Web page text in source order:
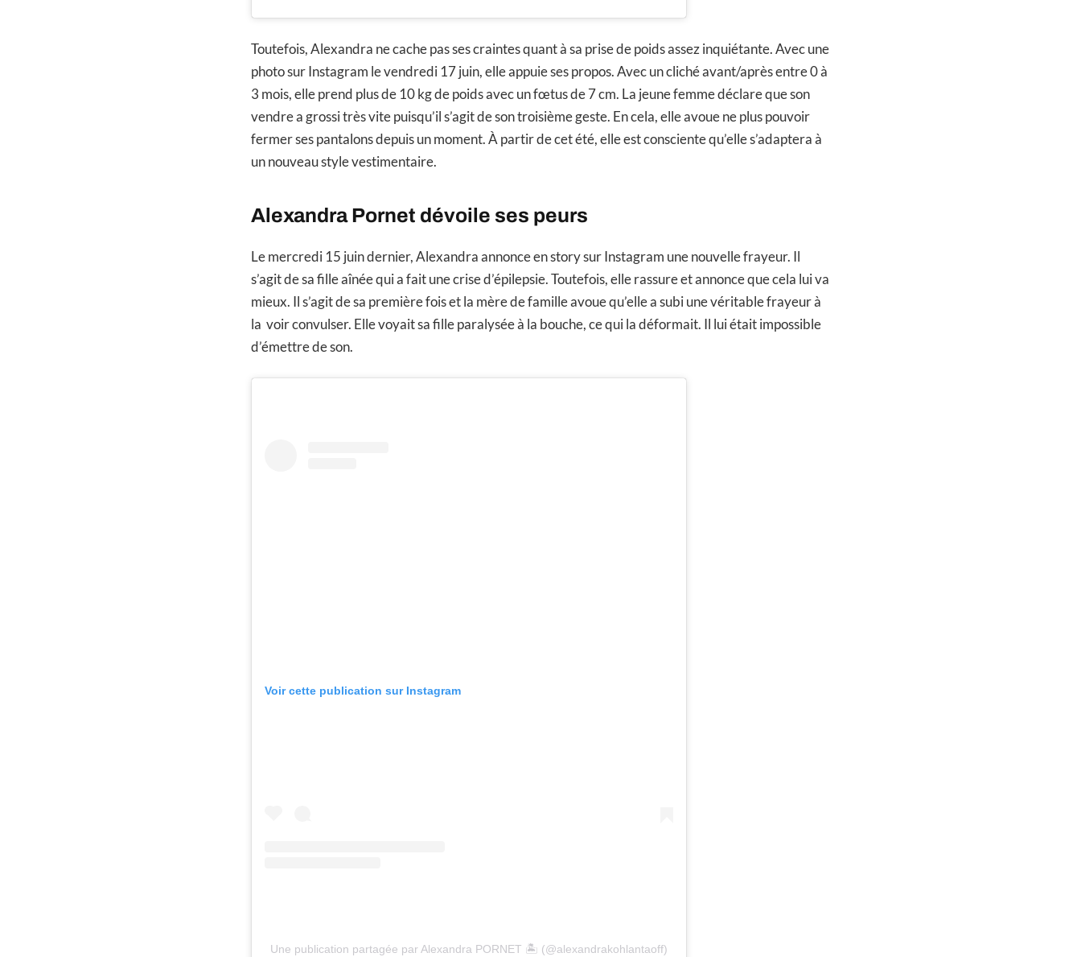
Toutefois, Alexandra ne cache pas ses craintes quant à sa prise de poids assez inquiétante. Avec une
photo sur Instagram le vendredi 17 juin, elle appuie ses propos. Avec un cliché avant/après entre 0 à
3 mois, elle prend plus de 10 kg de poids avec un fœtus de 7 cm. La jeune femme déclare que son
vendre a grossi très vite puisqu’il s’agit de son troisième geste. En cela, elle avoue ne plus pouvoir
fermer ses pantalons depuis un moment. À partir de cet été, elle est consciente qu’elle s’adaptera à
un nouveau style vestimentaire.
Alexandra Pornet dévoile ses peurs
Le mercredi 15 juin dernier, Alexandra annonce en story sur Instagram une nouvelle frayeur. Il
s’agit de sa fille aînée qui a fait une crise d’épilepsie. Toutefois, elle rassure et annonce que cela lui va
mieux. Il s’agit de sa première fois et la mère de famille avoue qu’elle a subi une véritable frayeur à
la voir convulser. Elle voyait sa fille paralysée à la bouche, ce qui la déformait. Il lui était impossible
d’émettre de son.
Voir cette publication sur Instagram
Une publication partagée par Alexandra PORNET 🏝 (@alexandrakohlantaoff)